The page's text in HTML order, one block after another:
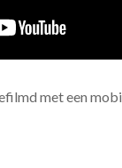
met een